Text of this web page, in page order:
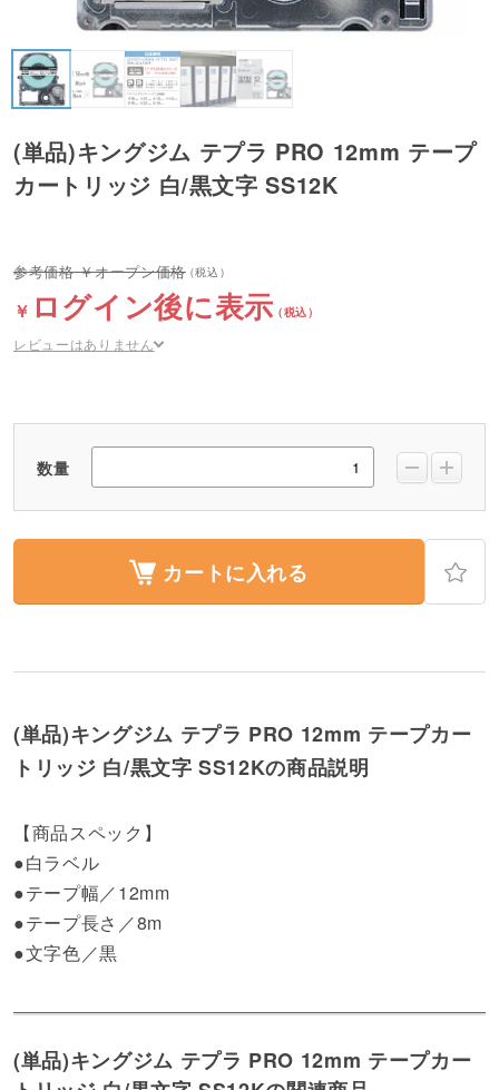
(単品)キングジム テプラ PRO 12mm テープ
カートリッジ 白/黒文字 SS12K
オープン価格
ログイン後に表示
レビューはありません
数量
カートに入れる
(単品)キングジム テプラ PRO 12mm テープカー
トリッジ 白/黒文字 SS12Kの商品説明
【商品スペック】
●白ラベル
●テープ幅／12mm
●テープ長さ／8m
●文字色／黒
(単品)キングジム テプラ PRO 12mm テープカー